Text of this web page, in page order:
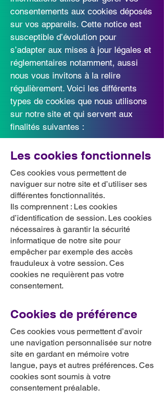
consentements aux cookies déposés
sur vos appareils. Cette notice est
susceptible d’évolution pour
s’adapter aux mises à jour légales et
réglementaires notamment, aussi
nous vous invitons à la relire
régulièrement. Voici les différents
types de cookies que nous utilisons
sur notre site et qui servent aux
finalités suivantes :
Les cookies fonctionnels
Ces cookies vous permettent de
naviguer sur notre site et d’utiliser ses
différentes fonctionnalités.
Ils comprennent : Les cookies
d’identification de session. Les cookies
nécessaires à garantir la sécurité
informatique de notre site pour
empêcher par exemple des accès
frauduleux à votre session. Ces
cookies ne requièrent pas votre
consentement.
Cookies de préférence
Ces cookies vous permettent d’avoir
une navigation personnalisée sur notre
site en gardant en mémoire votre
langue, pays et autres préférences. Ces
cookies sont soumis à votre
consentement préalable.